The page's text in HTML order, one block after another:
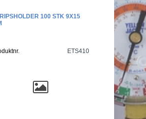
100 STK 9X15
ETS410